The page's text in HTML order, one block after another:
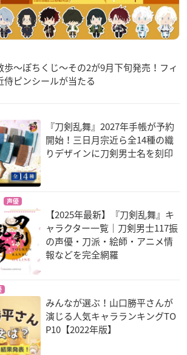
歩～ぽちくじ～その2が9月下旬発売！フィ
侍ピンシールが当たる
『刀剣乱舞』2027年手帳が予約
開始！三日月宗近ら全14種の織
りデザインに刀剣男士名を刻印
声優
【2025年最新】『刀剣乱舞』キ
ャラクター一覧｜刀剣男士117振
の声優・刀派・絵師・アニメ情
報などを完全網羅
みんなが選ぶ！山口勝平さんが
演じる人気キャラランキングTO
P10【2022年版】